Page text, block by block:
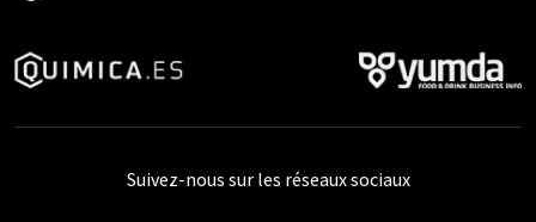
Suivez-nous sur les réseaux sociaux